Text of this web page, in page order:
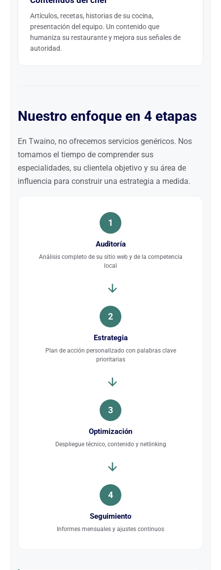
Artículos, recetas, historias de su cocina,
presentación del equipo. Un contenido que
humaniza su restaurante y mejora sus señales de
autoridad.
Nuestro enfoque en 4 etapas
En Twaino, no ofrecemos servicios genéricos. Nos
tomamos el tiempo de comprender sus
especialidades, su clientela objetivo y su área de
influencia para construir una estrategia a medida.
1
Auditoría
Análisis completo de su sitio web y de la competencia
local
2
Estrategia
Plan de acción personalizado con palabras clave
prioritarias
3
Optimización
Despliegue técnico, contenido y netlinking
4
Seguimiento
Informes mensuales y ajustes continuos